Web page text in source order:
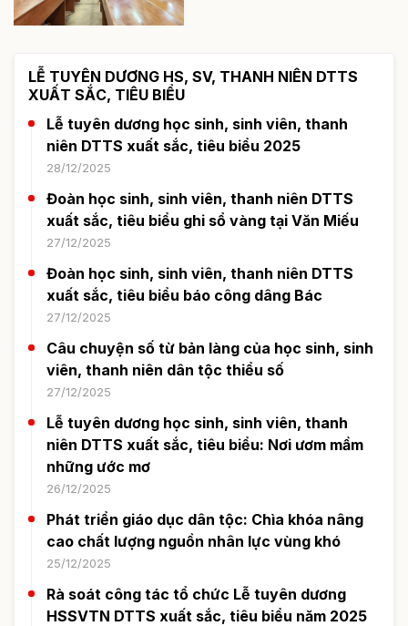
LỄ TUYÊN DƯƠNG HS, SV, THANH NIÊN DTTS
XUẤT SẮC, TIÊU BIỂU
Lễ tuyên dương học sinh, sinh viên, thanh
niên DTTS xuất sắc, tiêu biểu 2025
28/12/2025
Đoàn học sinh, sinh viên, thanh niên DTTS
xuất sắc, tiêu biểu ghi sổ vàng tại Văn Miếu
27/12/2025
Đoàn học sinh, sinh viên, thanh niên DTTS
xuất sắc, tiêu biểu báo công dâng Bác
27/12/2025
Câu chuyện số từ bản làng của học sinh, sinh
viên, thanh niên dân tộc thiểu số
27/12/2025
Lễ tuyên dương học sinh, sinh viên, thanh
niên DTTS xuất sắc, tiêu biểu: Nơi ươm mầm
những ước mơ
26/12/2025
Phát triển giáo dục dân tộc: Chìa khóa nâng
cao chất lượng nguồn nhân lực vùng khó
25/12/2025
Rà soát công tác tổ chức Lễ tuyên dương
HSSVTN DTTS xuất sắc, tiêu biểu năm 2025